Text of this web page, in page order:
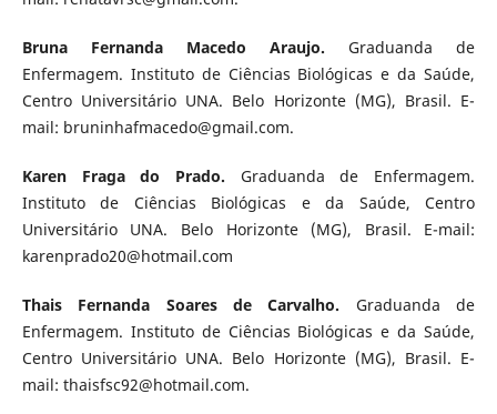
Bruna Fernanda Macedo Araujo. Graduanda de
Enfermagem. Instituto de Ciências Biológicas e da Saúde,
Centro Universitário UNA. Belo Horizonte (MG), Brasil. E-
mail: bruninhafmacedo@gmail.com.
Karen Fraga do Prado. Graduanda de Enfermagem.
Instituto de Ciências Biológicas e da Saúde, Centro
Universitário UNA. Belo Horizonte (MG), Brasil. E-mail:
karenprado20@hotmail.com
Thais Fernanda Soares de Carvalho. Graduanda de
Enfermagem. Instituto de Ciências Biológicas e da Saúde,
Centro Universitário UNA. Belo Horizonte (MG), Brasil. E-
mail: thaisfsc92@hotmail.com.